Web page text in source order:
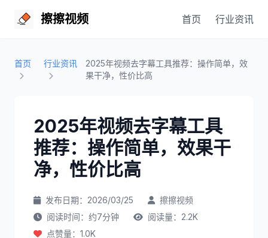
擦擦视频 首页 行业资讯
首页 行业资讯
2025年视频去字幕工具推荐：操作简单，效
果干净，性价比高
2025年视频去字幕工具
推荐：操作简单，效果干
净，性价比高
发布日期：2026/03/25
擦擦视频
阅读时间：约7分钟
阅读量：2.2K
点赞量：1.0K